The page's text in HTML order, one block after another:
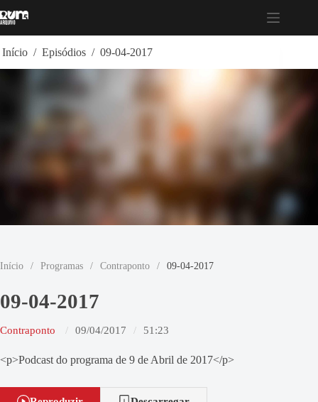
para
Início / Episódios / 09-04-2017
Início / Programas / Contraponto / 09-04-2017
09-04-2017
Contraponto 09/04/2017 51:23
<p>Podcast do programa de 9 de Abril de 2017</p>